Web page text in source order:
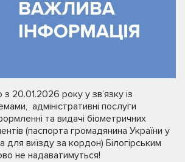
20.01.2026 року у зв’язку із
адміністративні послуги
та видачі біометричних
(паспорта громадянина України у
для виїзду за кордон) Білогірським
не надаватимуться!